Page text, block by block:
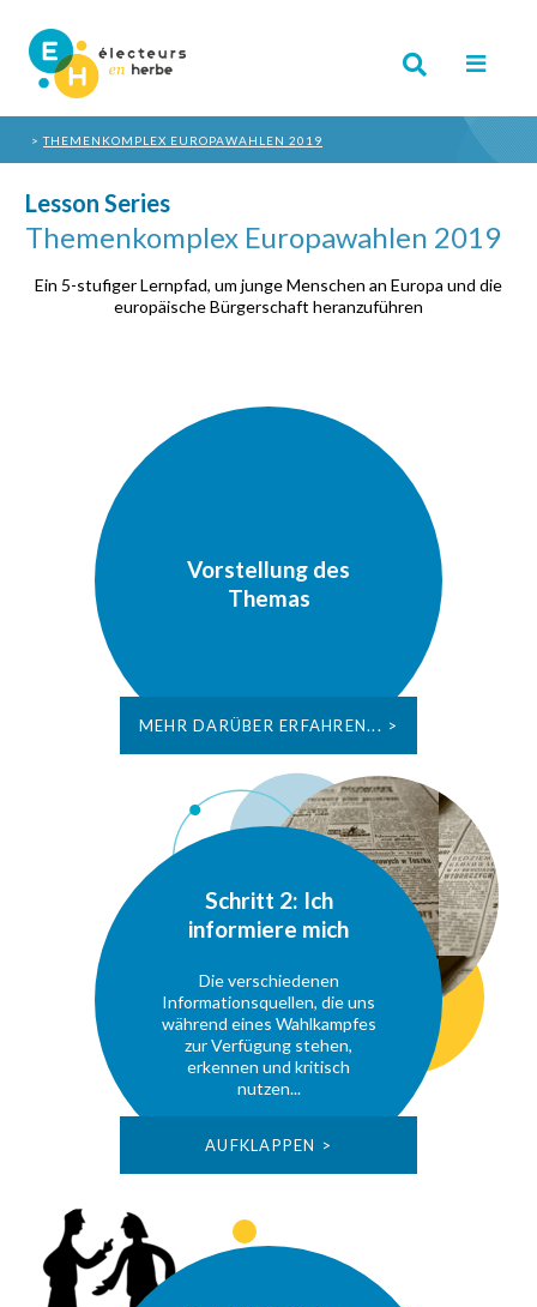
THEMENKOMPLEX EUROPAWAHLEN 2019
Lesson Series
Themenkomplex Europawahlen 2019
Ein 5-stufiger Lernpfad, um junge Menschen an Europa und die
europäische Bürgerschaft heranzuführen
Vorstellung des
Themas
MEHR DARÜBER ERFAHREN... >
Schritt 2: Ich
informiere mich
Die verschiedenen
Informationsquellen, die uns
während eines Wahlkampfes
zur Verfügung stehen,
erkennen und kritisch
nutzen...
AUFKLAPPEN >